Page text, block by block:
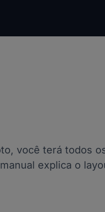
você terá todos
explica o